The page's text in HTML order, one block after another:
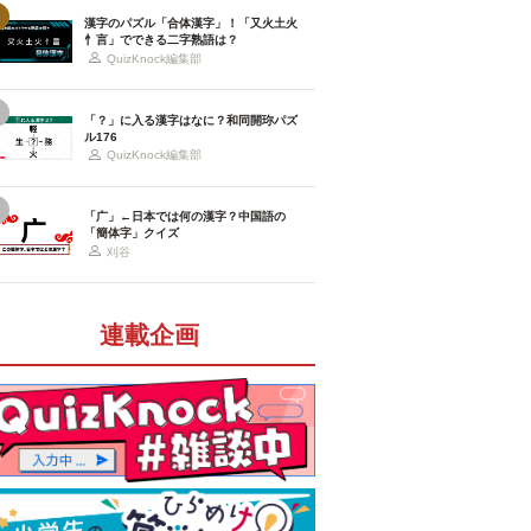
漢字のパズル「合体漢字」！「又火土火
忄言」でできる二字熟語は？
QuizKnock編集部
「？」に入る漢字はなに？和同開珎パズ
ル176
QuizKnock編集部
「广」←日本では何の漢字？中国語の
「簡体字」クイズ
刈谷
連載企画